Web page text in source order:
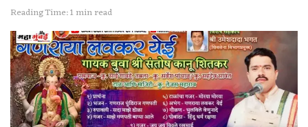
Reading Time: 1 min read